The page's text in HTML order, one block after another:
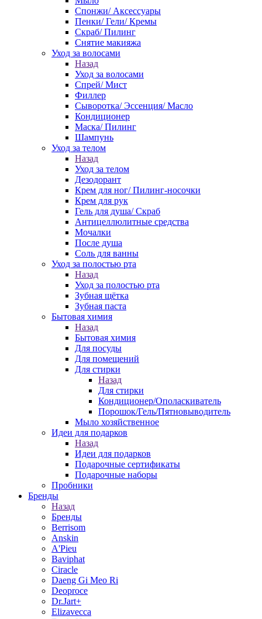
Спонжи/ Аксессуары
Пенки/ Гели/ Кремы
Скраб/ Пилинг
Снятие макияжа
Уход за волосами
Назад
Уход за волосами
Спрей/ Мист
Филлер
Сыворотка/ Эссенция/ Масло
Кондиционер
Маска/ Пилинг
Шампунь
Уход за телом
Назад
Уход за телом
Дезодорант
Крем для ног/ Пилинг-носочки
Крем для рук
Гель для душа/ Скраб
Антицеллюлитные средства
Мочалки
После душа
Соль для ванны
Уход за полостью рта
Назад
Уход за полостью рта
Зубная щётка
Зубная паста
Бытовая химия
Назад
Бытовая химия
Для посуды
Для помещений
Для стирки
Назад
Для стирки
Кондиционер/Ополаскиватель
Порошок/Гель/Пятновыводитель
Мыло хозяйственное
Идеи для подарков
Назад
Идеи для подарков
Подарочные сертификаты
Подарочные наборы
Пробники
Бренды
Назад
Бренды
Berrisom
Anskin
A'Pieu
Baviphat
Ciracle
Daeng Gi Meo Ri
Deoproce
Dr.Jart+
Elizavecca